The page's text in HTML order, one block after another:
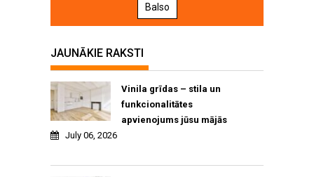
Balso
JAUNĀKIE RAKSTI
Vinila grīdas – stila un
funkcionalitātes
apvienojums jūsu mājās
July 06, 2026